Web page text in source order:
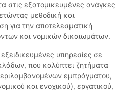
στις εξατομικευμένες ανάγκες
μεθοδική και
για την αποτελεσματική
και νομικών δικαιωμάτων.
υπηρεσίες σε
που καλύπτει ζητήματα
εμπράγματου,
και ενοχικού), εργατικού,